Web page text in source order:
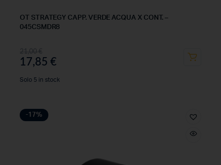
OT STRATEGY CAPP. VERDE ACQUA X CONT. –
045CSMDR8
17,85 €
Solo 5 in stock
-17%